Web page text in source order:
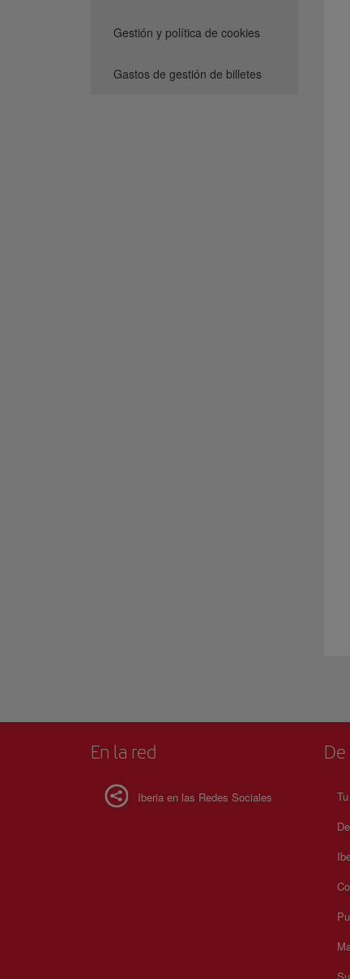
Gestión y política de cookies
Gastos de gestión de billetes
En la red
Iberia en las Redes Sociales